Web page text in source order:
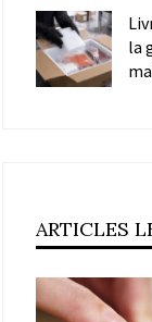
la
ARTICLES